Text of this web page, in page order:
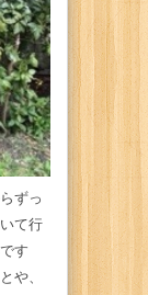
ずっ
て行
す
や、